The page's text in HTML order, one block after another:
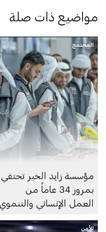
مواضيع ذات صلة
المجتمع
مؤسسة زايد الخير تحتفي
بمرور 34 عاماً من
العمل الإنساني والتنموي
الأمن